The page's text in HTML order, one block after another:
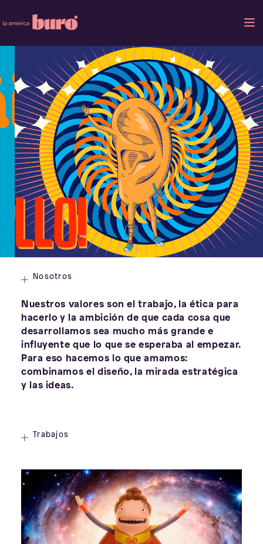
Nosotros
Nuestros valores son el trabajo, la ética para
hacerlo y la ambición de que cada cosa que
desarrollamos sea mucho más grande e
influyente que lo que se esperaba al empezar.
Para eso hacemos lo que amamos:
combinamos el diseño, la mirada estratégica
y las ideas.
Trabajos